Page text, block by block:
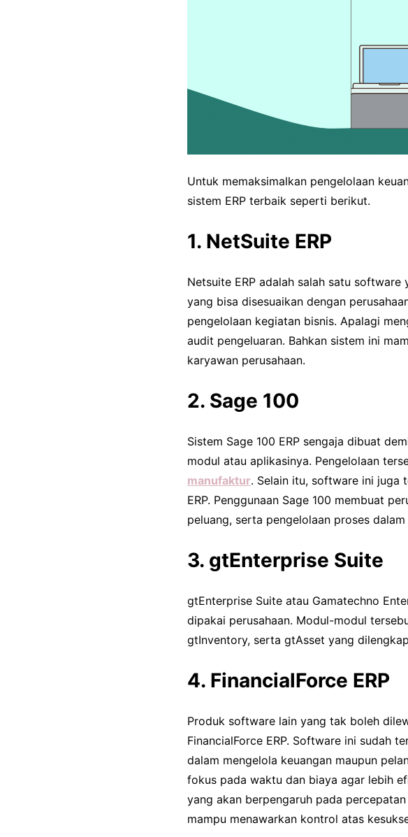
Untuk memaksimalkan pengelolaan
sistem ERP terbaik seperti berikut.
1. NetSuite ERP
Netsuite ERP adalah salah satu
yang bisa disesuaikan dengan
pengelolaan kegiatan bisnis. Apalagi
audit pengeluaran. Bahkan sistem ini
karyawan perusahaan.
2. Sage 100
Sistem Sage 100 ERP sengaja dibuat
modul atau aplikasinya. Pengelolaan
manufaktur. Selain itu, software ini juga
ERP. Penggunaan Sage 100 membuat
peluang, serta pengelolaan proses
3. gtEnterprise Suite
gtEnterprise Suite atau Gamatechno
dipakai perusahaan. Modul-modul
gtInventory, serta gtAsset yang
4. FinancialForce ERP
Produk software lain yang tak boleh
FinancialForce ERP. Software ini sudah
dalam mengelola keuangan maupun
fokus pada waktu dan biaya agar lebih
yang akan berpengaruh pada
mampu menawarkan kontrol atas